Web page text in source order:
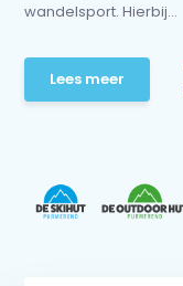
wandelsport. Hierbij...
Lees meer